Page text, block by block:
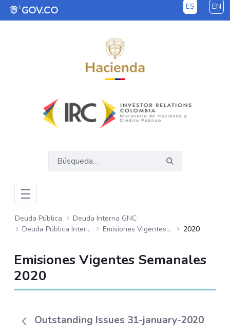
Saltar al contenido principal ES EN
Deuda Pública
Deuda Interna GNC
Deuda Pública Interna GNC
Emisiones Vigentes Semanales 2020
Emisiones Vigentes Semanales
2020
Outstanding Issues 31-january-2020